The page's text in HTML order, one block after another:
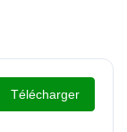
Télécharger